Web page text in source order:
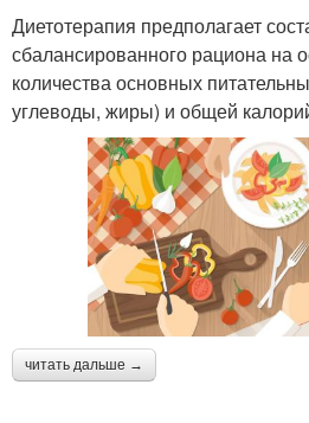
Диетотерапия предполагает
сбалансированного рациона на
количества основных
углеводы, жиры) и общей
читать дальше →